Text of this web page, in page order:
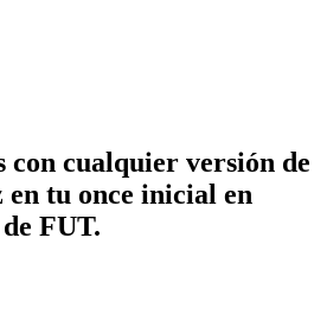
con cualquier versión de
tu once inicial en
FUT.